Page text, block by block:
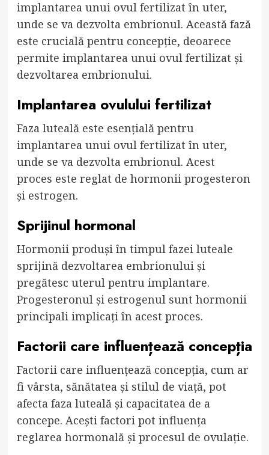
implantarea unui ovul fertilizat în uter,
unde se va dezvolta embrionul. Această fază
este crucială pentru concepție, deoarece
permite implantarea unui ovul fertilizat și
dezvoltarea embrionului.
Implantarea ovulului fertilizat
Faza luteală este esențială pentru
implantarea unui ovul fertilizat în uter,
unde se va dezvolta embrionul. Acest
proces este reglat de hormonii progesteron
și estrogen.
Sprijinul hormonal
Hormonii produși în timpul fazei luteale
sprijină dezvoltarea embrionului și
pregătesc uterul pentru implantare.
Progesteronul și estrogenul sunt hormonii
principali implicați în acest proces.
Factorii care influențează concepția
Factorii care influențează concepția, cum ar
fi vârsta, sănătatea și stilul de viață, pot
afecta faza luteală și capacitatea de a
concepe. Acești factori pot influența
reglarea hormonală și procesul de ovulație.